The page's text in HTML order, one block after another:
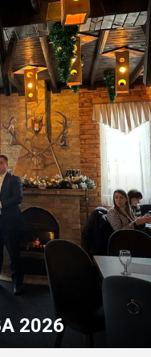
2026